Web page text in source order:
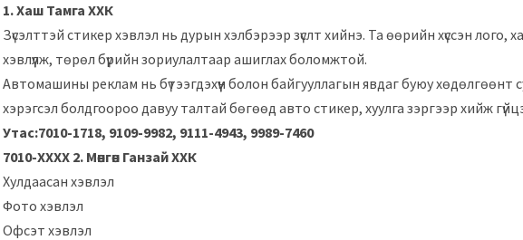
1. Хаш Тамга ХХК
Зүсэлттэй стикер хэвлэл нь дурын хэлбэрээр зүслт хийнэ. Та өөрийн хүссэн лого,
хэвлүүлж, төрөл бүрийн зориулалтаар ашиглах боломжтой.
Автомашины реклам нь бүтээгдэхүүн болон байгууллагын явдаг буюу хөдөлгөөнт
хэрэгсэл болдгоороо давуу талтай бөгөөд авто стикер, хуулга зэргээр хийж
Утас:7010-1718, 9109-9982, 9111-4943, 9989-7460
7010-ХХХХ 2. Мөнгөн Ганзай ХХК
Хулдаасан хэвлэл
Фото хэвлэл
Офсэт хэвлэл